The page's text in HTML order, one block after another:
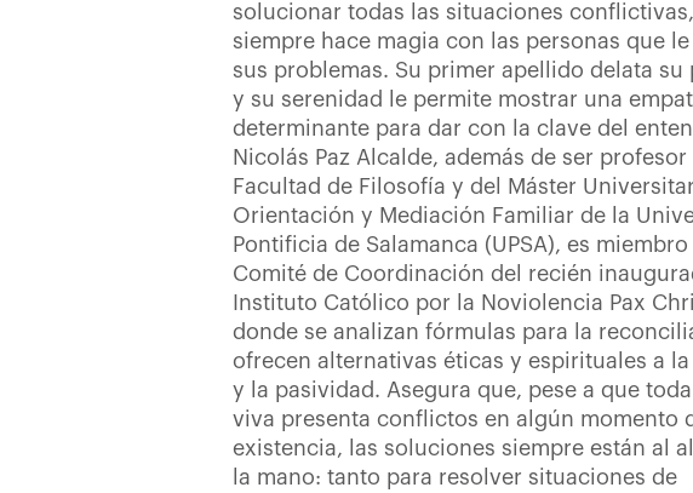
solucionar todas las situaciones
siempre hace magia con las personas que
sus problemas. Su primer apellido delata su
y su serenidad le permite mostrar una
determinante para dar con la clave del
Nicolás Paz Alcalde, además de ser profesor
Facultad de Filosofía y del Máster
Orientación y Mediación Familiar de la
Pontificia de Salamanca (UPSA), es miembro
Comité de Coordinación del recién
Instituto Católico por la Noviolencia Pax
donde se analizan fórmulas para la
ofrecen alternativas éticas y espirituales a
y la pasividad. Asegura que, pese a que
viva presenta conflictos en algún momento
existencia, las soluciones siempre están al
la mano: tanto para resolver situaciones de